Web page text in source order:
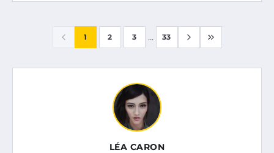
1 2 3 ... 33
LÉA CARON